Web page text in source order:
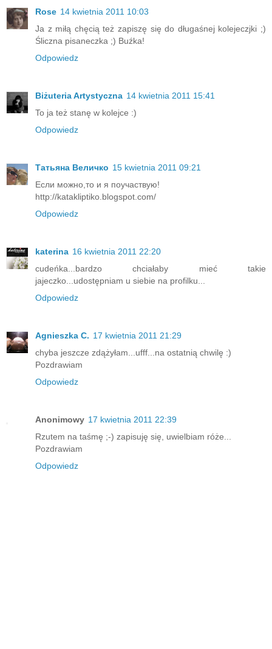
Rose 14 kwietnia 2011 10:03
Ja z miłą chęcią też zapiszę się do długaśnej kolejeczjki ;)
Śliczna pisaneczka ;) Buźka!
Odpowiedz
Biżuteria Artystyczna 14 kwietnia 2011 15:41
To ja też stanę w kolejce :)
Odpowiedz
Татьяна Величко 15 kwietnia 2011 09:21
Если можно,то и я поучаствую!
http://katakliptiko.blogspot.com/
Odpowiedz
katerina 16 kwietnia 2011 22:20
cudeńka...bardzo chciałaby mieć takie
jajeczko...udostępniam u siebie na profilku...
Odpowiedz
Agnieszka C. 17 kwietnia 2011 21:29
chyba jeszcze zdążyłam...ufff...na ostatnią chwilę :)
Pozdrawiam
Odpowiedz
Anonimowy 17 kwietnia 2011 22:39
Rzutem na taśmę ;-) zapisuję się, uwielbiam róże...
Pozdrawiam
Odpowiedz